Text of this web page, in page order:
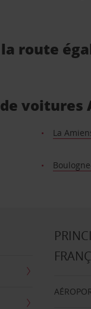
route
voitures
La